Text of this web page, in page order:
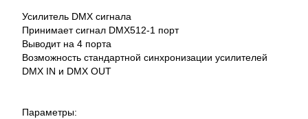
Усилитель DMX сигнала
Принимает сигнал DMX512-1 порт
Выводит на 4 порта
Возможность стандартной синхронизации усилителей
DMX IN и DMX OUT
Параметры: